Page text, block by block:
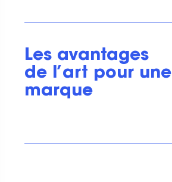
Les avantages
de l’art pour une
marque